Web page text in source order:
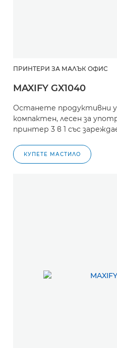
ПРИНТЕРИ ЗА МАЛЪК ОФИС
MAXIFY GX1040
Останете продуктивни у
компактен, лесен за
принтер 3 в 1 със
КУПЕТЕ МАСТИЛО